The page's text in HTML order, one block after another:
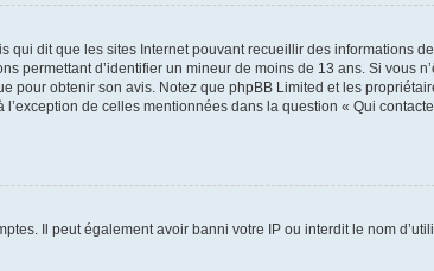
qui dit que les sites Internet pouvant recueillir des informations
permettant d’identifier un mineur de moins de 13 ans. Si vous
pour obtenir son avis. Notez que phpBB Limited et les
de celles mentionnées dans la question « Qui
Il peut également avoir banni votre IP ou interdit le nom